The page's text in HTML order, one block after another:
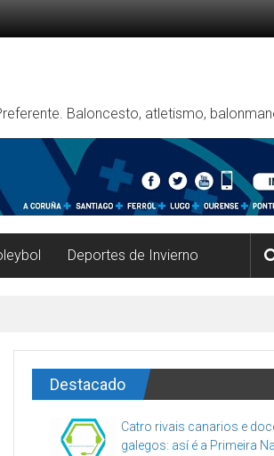
Baloncesto, atletismo,
Deportes de Invierno
Destacado
Catro rivais canarios e
galegos: así é a Primeira